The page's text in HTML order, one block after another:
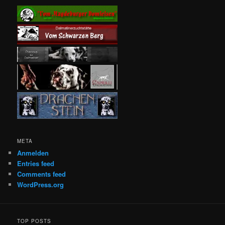
META
Anmelden
Entries feed
Comments feed
WordPress.org
TOP POSTS